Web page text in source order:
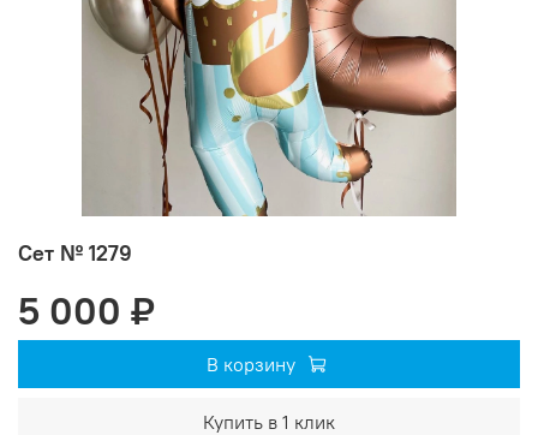
Сет № 1279
5 000 ₽
В корзину
Купить в 1 клик